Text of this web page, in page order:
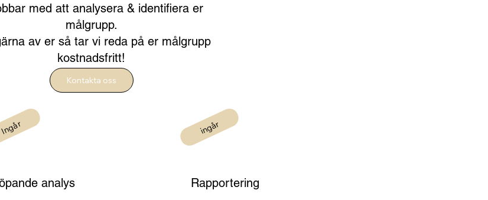
analys
Ingår
Rapportering
ingår
med att analysera & identifiera er
målgrupp.
av er så tar vi reda på er målgrupp
kostnadsfritt!
Kontakta oss